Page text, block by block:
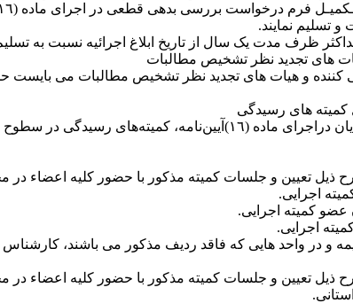
و تسلیم نمایند.
های تجدید نظر تشخیص مطالبات
کننده و هیات های تجدید نظر تشخیص مطالبات می
های رسیدگی
به منظور رسیدگی به درخواست کارفرمایان دراجرای